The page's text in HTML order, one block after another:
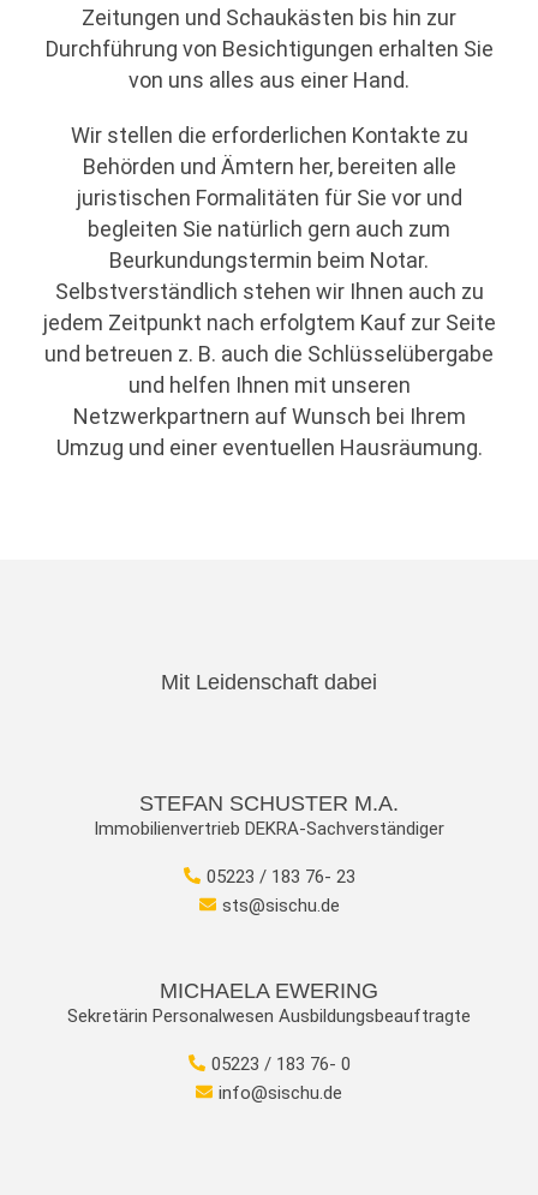
Zeitungen und Schaukästen bis hin zur
Durchführung von Besichtigungen erhalten Sie
von uns alles aus einer Hand.
Wir stellen die erforderlichen Kontakte zu
Behörden und Ämtern her, bereiten alle
juristischen Formalitäten für Sie vor und
begleiten Sie natürlich gern auch zum
Beurkundungstermin beim Notar.
Selbstverständlich stehen wir Ihnen auch zu
jedem Zeitpunkt nach erfolgtem Kauf zur Seite
und betreuen z. B. auch die Schlüsselübergabe
und helfen Ihnen mit unseren
Netzwerkpartnern auf Wunsch bei Ihrem
Umzug und einer eventuellen Hausräumung.
Mit Leidenschaft dabei
STEFAN SCHUSTER M.A.
Immobilienvertrieb DEKRA-Sachverständiger
05223 / 183 76- 23
sts@sischu.de
MICHAELA EWERING
Sekretärin Personalwesen Ausbildungsbeauftragte
05223 / 183 76- 0
info@sischu.de